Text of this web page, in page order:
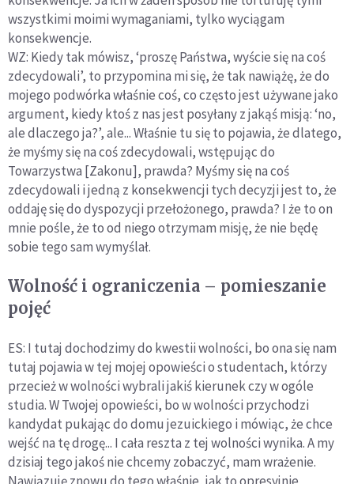
wszystkimi moimi wymaganiami, tylko wyciągam
konsekwencje.
WZ: Kiedy tak mówisz, ‘proszę Państwa, wyście się na coś
zdecydowali’, to przypomina mi się, że tak nawiążę, że do
mojego podwórka właśnie coś, co często jest używane jako
argument, kiedy ktoś z nas jest posyłany z jakąś misją: ‘no,
ale dlaczego ja?’, ale... Właśnie tu się to pojawia, że dlatego,
że myśmy się na coś zdecydowali, wstępując do
Towarzystwa [Zakonu], prawda? Myśmy się na coś
zdecydowali i jedną z konsekwencji tych decyzji jest to, że
oddaję się do dyspozycji przełożonego, prawda? I że to on
mnie pośle, że to od niego otrzymam misję, że nie będę
sobie tego sam wymyślał.
Wolność i ograniczenia – pomieszanie
pojęć
ES: I tutaj dochodzimy do kwestii wolności, bo ona się nam
tutaj pojawia w tej mojej opowieści o studentach, którzy
przecież w wolności wybrali jakiś kierunek czy w ogóle
studia. W Twojej opowieści, bo w wolności przychodzi
kandydat pukając do domu jezuickiego i mówiąc, że chce
wejść na tę drogę... I cała reszta z tej wolności wynika. A my
dzisiaj tego jakoś nie chcemy zobaczyć, mam wrażenie.